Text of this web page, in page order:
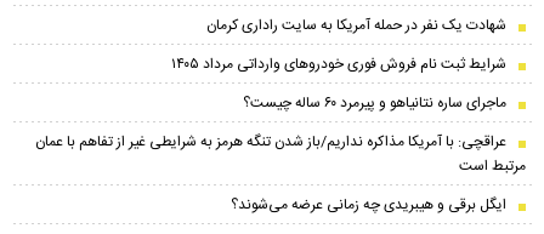
شهادت یک نفر در حمله آمریکا به سایت راداری کرمان
شرایط ثبت نام فروش فوری خودرو‌های وارداتی مرداد ۱۴۰۵
ماجرای ساره نتانیاهو و پیرمرد ۶۰ ساله چیست؟
عراقچی: با آمریکا مذاکره نداریم/باز شدن تنگه هرمز به شرایطی غیر از تفاهم با عمان
مرتبط است
ایگل برقی و هیبریدی چه زمانی عرضه می‌شوند؟